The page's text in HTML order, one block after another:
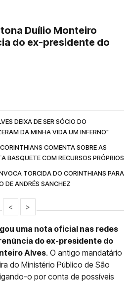
Duílio Monteiro
do ex-presidente do
DEIXA DE SER SÓCIO DO
DA MINHA VIDA UM INFERNO"
COMENTA SOBRE AS
BASQUETE COM RECURSOS PRÓPRIOS
TORCIDA DO CORINTHIANS PARA
DE ANDRÉS SANCHEZ
< >
uma nota oficial nas redes
do ex-presidente do
Alves. O antigo mandatário
do Ministério Público de São
o por conta de possíveis